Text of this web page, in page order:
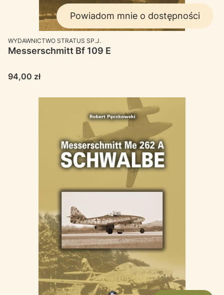
Powiadom mnie o dostępności
PRODUCENT
WYDAWNICTWO STRATUS SP.J.
Messerschmitt Bf 109 E
Cena
94,00 zł